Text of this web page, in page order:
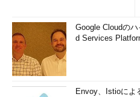
Google Cloudの
d Services
Envoy、Istioによ